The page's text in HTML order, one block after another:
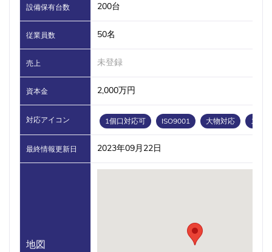
設備保有台数 200台
従業員数 50名
売上 未登録
資本金 2,000万円
対応アイコン 1個口対応可 ISO9001 大物対応 ステ
最終情報更新日 2023年09月22日
地図